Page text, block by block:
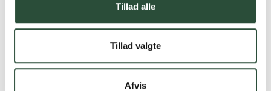
Tillad alle
Tillad valgte
Afvis